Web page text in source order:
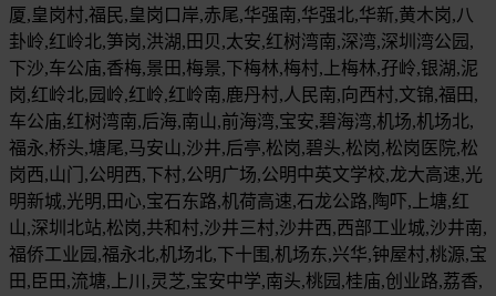
厦,皇岗村,福民,皇岗口岸,赤尾,华强南,华强北,华新,黄木岗,八
卦岭,红岭北,笋岗,洪湖,田贝,太安,红树湾南,深湾,深圳湾公园,
下沙,车公庙,香梅,景田,梅景,下梅林,梅村,上梅林,孖岭,银湖,泥
岗,红岭北,园岭,红岭,红岭南,鹿丹村,人民南,向西村,文锦,福田,
车公庙,红树湾南,后海,南山,前海湾,宝安,碧海湾,机场,机场北,
福永,桥头,塘尾,马安山,沙井,后亭,松岗,碧头,松岗,松岗医院,松
岗西,山门,公明西,下村,公明广场,公明中英文学校,龙大高速,光
明新城,光明,田心,宝石东路,机荷高速,石龙公路,陶吓,上塘,红
山,深圳北站,松岗,共和村,沙井三村,沙井西,西部工业城,沙井南,
福侨工业园,福永北,机场北,下十围,机场东,兴华,钟屋村,桃源,宝
田,臣田,流塘,上川,灵芝,宝安中学,南头,桃园,桂庙,创业路,荔香,